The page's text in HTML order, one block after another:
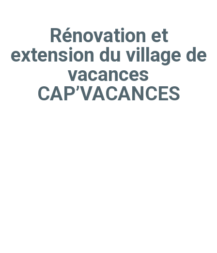
Rénovation et
extension du village de
vacances
CAP’VACANCES